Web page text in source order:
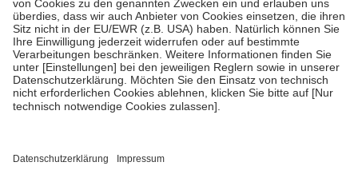
• Kindern und Jugendlichen bis zum vollendeten 18. Lebensjahr
mit Ausnahme der Fahrkosten
• Untersuchungen zur Vorsorge und Früherkennung, die von der
GKV getragen werden
• empfohlenen Schutzimpfungen
• Harn- und Blutteststreifen
getroffen, um sicherzustellen, dass es sich um echte Bewertungen